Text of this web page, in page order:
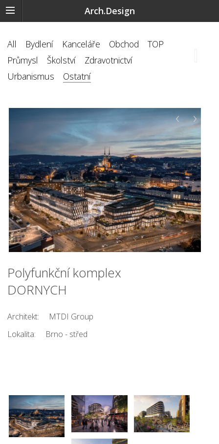
Arch.Design
All Bydlení Kanceláře Obchod
TOP
Průmysl
Školství
Zdravotnictví
Urbanismus
Ostatní
‹ ›
Polyfunkční komplex
DORNYCH
Architekt:
MTDI Group
Lokalita:
Brno - střed